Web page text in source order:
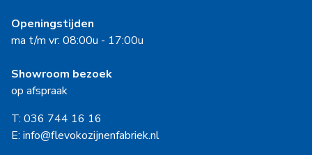
Openingstijden
ma t/m vr: 08:00u - 17:00u
Showroom bezoek
op afspraak
T: 036 744 16 16
E: info@flevokozijnenfabriek.nl